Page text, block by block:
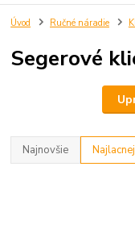
Úvod Ručné náradie
Segerové
Najnovšie